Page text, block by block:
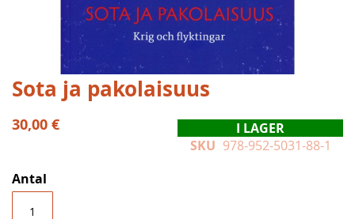
Hoppa
till
början
av
Sota ja pakolaisuus
30,00 €
I LAGER
SKU 978-952-5031-88-1
Antal